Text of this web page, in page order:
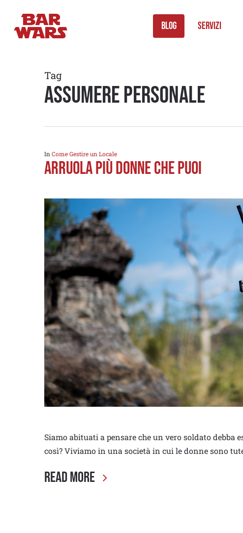
main
Blog Servizi
Tag
assumere personale
In Come Gestire un Locale
ARRUOLA PIÙ DONNE CHE PUOI
Siamo abituati a pensare che un vero soldato debba
così? Viviamo in una società in cui le donne sono
Read More